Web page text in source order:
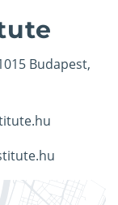
Budapest,